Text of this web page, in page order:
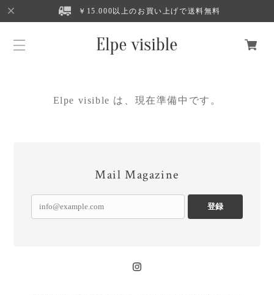
￥15.000以上のお買い上げで送料無料
Elpe visible は、現在準備中です。
Mail Magazine
登録